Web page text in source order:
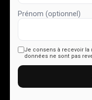
Prénom (optionnel)
Je consens à recevoir la
données ne sont pas